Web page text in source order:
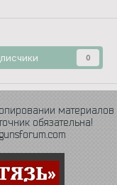
0
материалов
обязательна!